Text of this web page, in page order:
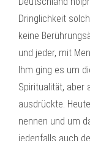
Dringlichkeit
keine
und jeder, mit
Ihm ging es um
Spiritualität, aber
ausdrückte.
nennen und um
jedenfalls auch